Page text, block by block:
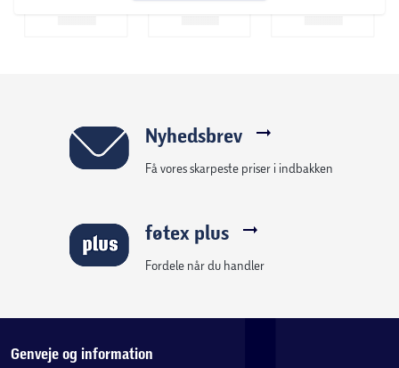
Nyhedsbrev
Få vores skarpeste priser i indbakken
føtex plus
Fordele når du handler
Genveje og information